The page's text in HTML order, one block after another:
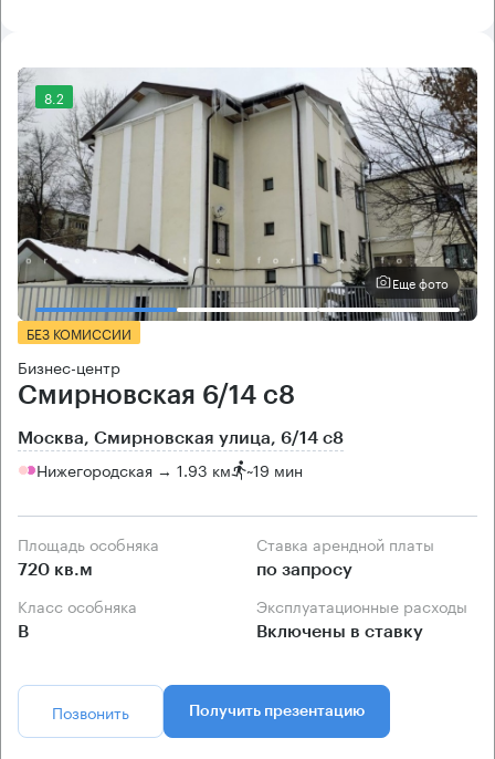
8.2
Еще фото
БЕЗ КОМИССИИ
Бизнес-центр
Смирновская 6/14 с8
Москва, Смирновская улица, 6/14 с8
Нижегородская → 1.93 км ~19 мин
Площадь особняка
720 кв.м
Ставка арендной платы
по запросу
Класс особняка
B
Эксплуатационные расходы
Включены в ставку
Позвонить Получить презентацию